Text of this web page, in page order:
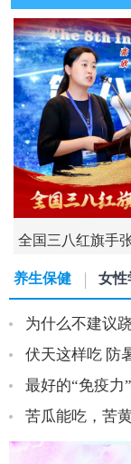
全国三八红旗手
养生保健 女性
为什么不建议
伏天这样吃 防
苦瓜能吃，苦